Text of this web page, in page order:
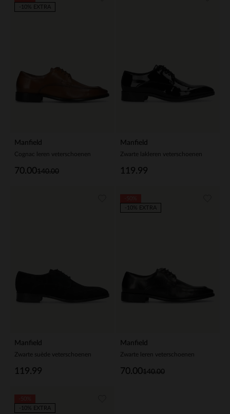
Manfield
Cognac leren veterschoenen
140.00
70.00
-10% EXTRA
Manfield
Zwarte lakleren veterschoenen
119.99
Manfield
Zwarte suède veterschoenen
119.99
Manfield
Zwarte leren veterschoenen
140.00
70.00
-10% EXTRA
-10% EXTRA